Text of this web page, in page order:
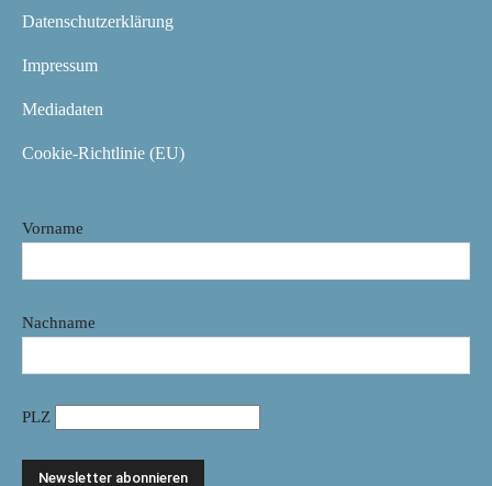
Datenschutzerklärung
Impressum
Mediadaten
Cookie-Richtlinie (EU)
Vorname
Nachname
PLZ